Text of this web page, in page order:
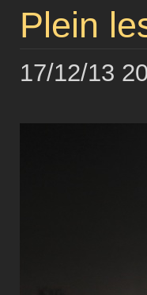
Plein
17/12/13